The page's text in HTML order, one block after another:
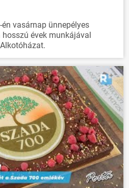
vasárnap ünnepélyes
évek munkájával